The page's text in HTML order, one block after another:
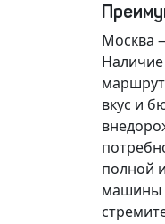
Москва
вкус и
полной
машины